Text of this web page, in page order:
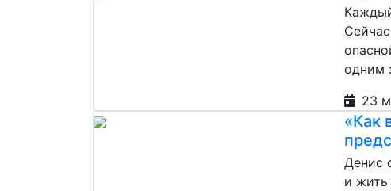
одним
23
«Как
Денис
и жить